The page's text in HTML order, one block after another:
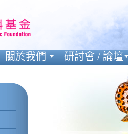
關於我們 研討會 / 論壇